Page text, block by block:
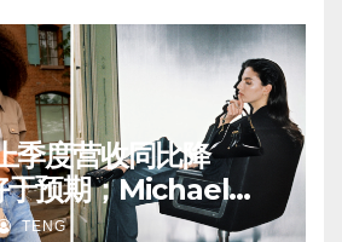
季度营收同比降
于预期；Michael
市场持续向好
TENG